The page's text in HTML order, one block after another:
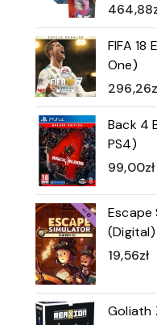
464,88
FIFA 18
One)
296,26
Back 4
PS4)
99,00zł
Escape
(Digital)
19,56zł
Goliath